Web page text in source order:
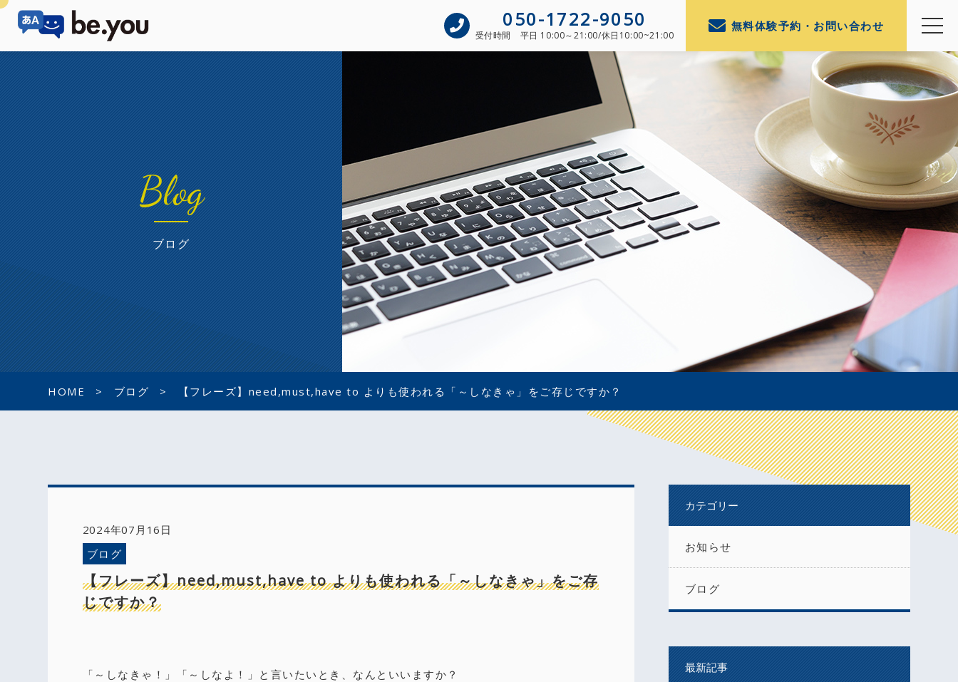
050-1722-9050
受付時間 平日 10:00～21:00/休日10:00~21:00
無料体験予約・お問い合わせ
Blog
ブログ
HOME ブログ 【フレーズ】need,must,have to よりも使われる「～しなきゃ」をご存じですか？
2024年07月16日
ブログ
【フレーズ】need,must,have to よりも使われる「～しなきゃ」をご存
じですか？
「～しなきゃ！」「～しなよ！」と言いたいとき、なんといいますか？
カテゴリー
お知らせ
ブログ
最新記事